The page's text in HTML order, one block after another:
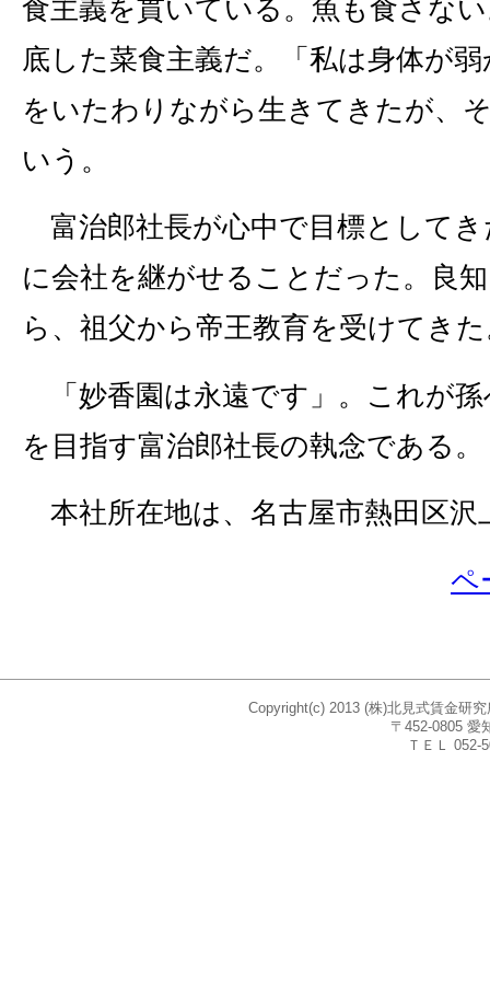
食主義を貫いている。魚も食さな
底した菜食主義だ。「私は身体が
をいたわりながら生きてきたが、
いう。
富治郎社長が心中で目標として
に会社を継がせることだった。良
ら、祖父から帝王教育を受けてき
「妙香園は永遠です」。これが
を目指す富治郎社長の執念である。
本社所在地は、名古屋市熱田区沢
ペ
Copyright(c) 2013 (株)北見式賃金研
〒452-0805 愛
ＴＥＬ 052-